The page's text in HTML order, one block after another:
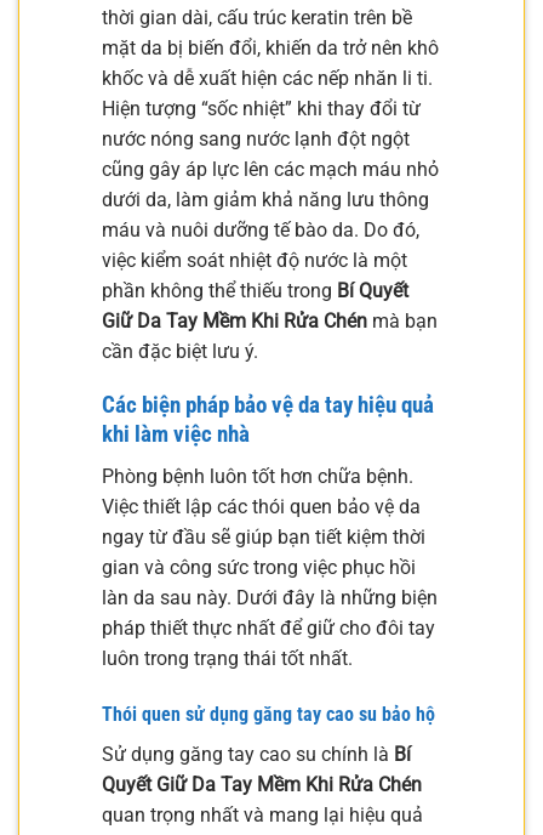
thời gian dài, cấu trúc keratin trên bề
mặt da bị biến đổi, khiến da trở nên khô
khốc và dễ xuất hiện các nếp nhăn li ti.
Hiện tượng “sốc nhiệt” khi thay đổi từ
nước nóng sang nước lạnh đột ngột
cũng gây áp lực lên các mạch máu nhỏ
dưới da, làm giảm khả năng lưu thông
máu và nuôi dưỡng tế bào da. Do đó,
việc kiểm soát nhiệt độ nước là một
phần không thể thiếu trong Bí Quyết
Giữ Da Tay Mềm Khi Rửa Chén mà bạn
cần đặc biệt lưu ý.
Các biện pháp bảo vệ da tay hiệu quả
khi làm việc nhà
Phòng bệnh luôn tốt hơn chữa bệnh.
Việc thiết lập các thói quen bảo vệ da
ngay từ đầu sẽ giúp bạn tiết kiệm thời
gian và công sức trong việc phục hồi
làn da sau này. Dưới đây là những biện
pháp thiết thực nhất để giữ cho đôi tay
luôn trong trạng thái tốt nhất.
Thói quen sử dụng găng tay cao su bảo hộ
Sử dụng găng tay cao su chính là Bí
Quyết Giữ Da Tay Mềm Khi Rửa Chén
quan trọng nhất và mang lại hiệu quả